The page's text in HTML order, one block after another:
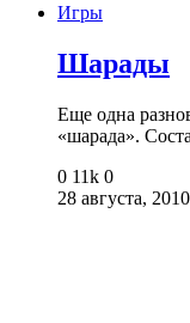
Игры
Шарады
Еще одна
«шарада».
0 11k 0
28 августа, 2010